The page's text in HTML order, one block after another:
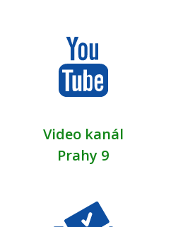
Video kanál
Prahy 9